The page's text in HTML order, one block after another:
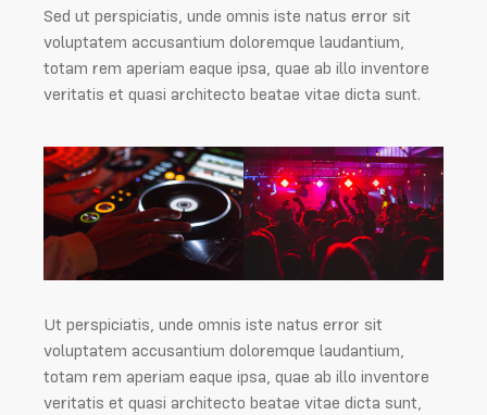
Sed ut perspiciatis, unde omnis iste natus error sit
voluptatem accusantium doloremque laudantium,
totam rem aperiam eaque ipsa, quae ab illo inventore
veritatis et quasi architecto beatae vitae dicta sunt.
Ut perspiciatis, unde omnis iste natus error sit
voluptatem accusantium doloremque laudantium,
totam rem aperiam eaque ipsa, quae ab illo inventore
veritatis et quasi architecto beatae vitae dicta sunt,